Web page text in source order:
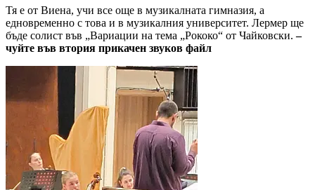
Тя е от Виена, учи все още в музикалната гимназия, а
едновременно с това и в музикалния университет. Лермер ще
бъде солист във „Вариации на тема „Рококо“ от Чайковски.–
чуйте във втория прикачен звуков файл